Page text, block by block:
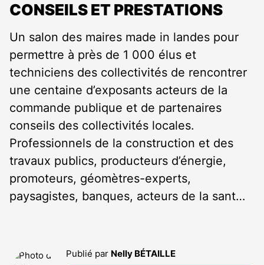
CONSEILS ET PRESTATIONS
Un salon des maires made in landes pour
permettre à près de 1 000 élus et
techniciens des collectivités de rencontrer
une centaine d’exposants acteurs de la
commande publique et de partenaires
conseils des collectivités locales.
Professionnels de la construction et des
travaux publics, producteurs d’énergie,
promoteurs, géomètres-experts,
paysagistes, banques, acteurs de la sant…
Publié par Nelly BÉTAILLE